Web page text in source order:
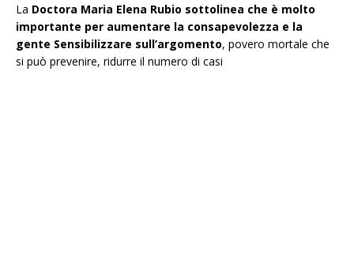
La Doctora Maria Elena Rubio sottolinea che è molto
importante per aumentare la consapevolezza e la
gente Sensibilizzare sull’argomento, povero mortale che
si può prevenire, ridurre il numero di casi